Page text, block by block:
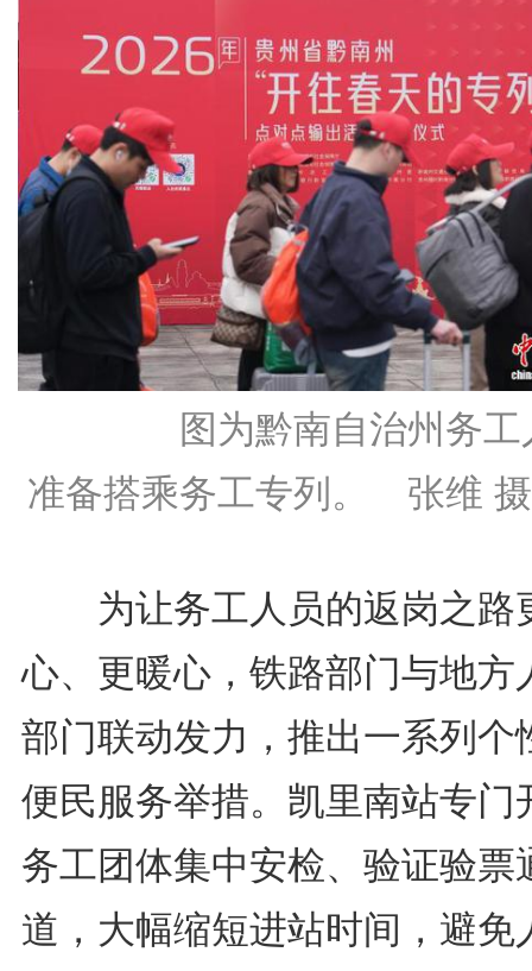
图为黔南自治州务工
准备搭乘务工专列。 张维 摄
为让务工人员的返岗之路
心、更暖心，铁路部门与地方
部门联动发力，推出一系列个
便民服务举措。凯里南站专门
务工团体集中安检、验证验票
道，大幅缩短进站时间，避免